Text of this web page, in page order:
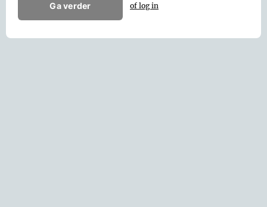
Ga verder of log in